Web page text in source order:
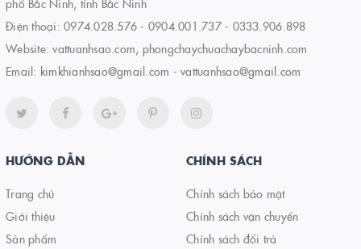
phố Bắc Ninh, tỉnh Bắc Ninh
Điện thoại: 0974.028.576 - 0904.001.737- 0333.906.898
Website:vattuanhsao.com, phongchaychuachaybacninh.com
Email: kimkhianhsao@gmail.com - vattuanhsao@gmail.com
HƯỚNG DẪN
Trang chủ
Giới thiệu
Sản phẩm
CHÍNH SÁCH
Chính sách bảo mật
Chính sách vận chuyển
Chính sách đổi trả